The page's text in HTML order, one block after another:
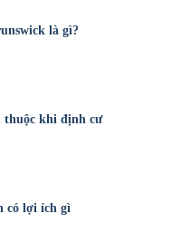
là gì?
thuộc khi định cư
có lợi ích gì